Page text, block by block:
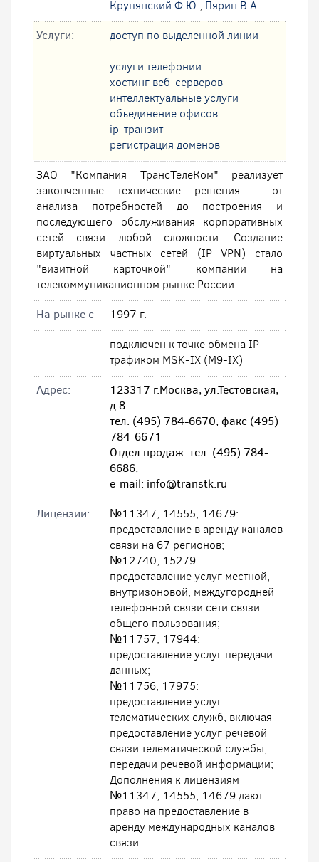
Крупянский Ф.Ю., Пярин В.А.
Услуги:
доступ по выделенной линии
услуги телефонии
хостинг веб-серверов
интеллектуальные услуги
oбъединение офисов
ip-транзит
регистрация доменов
ЗАО "Компания ТрансТелеКом" реализует
законченные технические решения - от
анализа потребностей до построения и
последующего обслуживания корпоративных
сетей связи любой сложности. Создание
виртуальных частных сетей (IP VPN) стало
"визитной карточкой" компании на
телекоммуникационном рынке России.
На рынке с
1997 г.
подключен к точке обмена IP-
трафиком MSK-IX (M9-IX)
Адрес:
123317 г.Москва, ул.Тестовская,
д.8
тел. (495) 784-6670, факс (495)
784-6671
Отдел продаж: тел. (495) 784-
6686,
e-mail: info@transtk.ru
Лицензии:
№11347, 14555, 14679:
предоставление в аренду каналов
связи на 67 регионов;
№12740, 15279:
предоставление услуг местной,
внутризоновой, междугородней
телефонной связи сети связи
общего пользования;
№11757, 17944:
предоставление услуг передачи
данных;
№11756, 17975:
предоставление услуг
телематических служб, включая
предоставление услуг речевой
связи телематической службы,
передачи речевой информации;
Дополнения к лицензиям
№11347, 14555, 14679 дают
право на предоставление в
аренду международных каналов
связи